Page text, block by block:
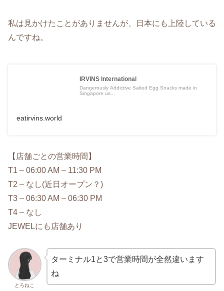
私は見かけたことがありませんが、日本にも上陸している
んですね。
IRVINS International
Dangerously Addictive Salted Egg Snacks made in
Singapore us...
eatirvins.world
【店舗ごとの営業時間】
T1 – 06:00 AM – 11:30 PM
T2 – なし(近日オープン？)
T3 – 06:30 AM – 06:30 PM
T4 – なし
JEWELにも店舗あり
とろねこ
ターミナル1と3で営業時間が全然違います
ね